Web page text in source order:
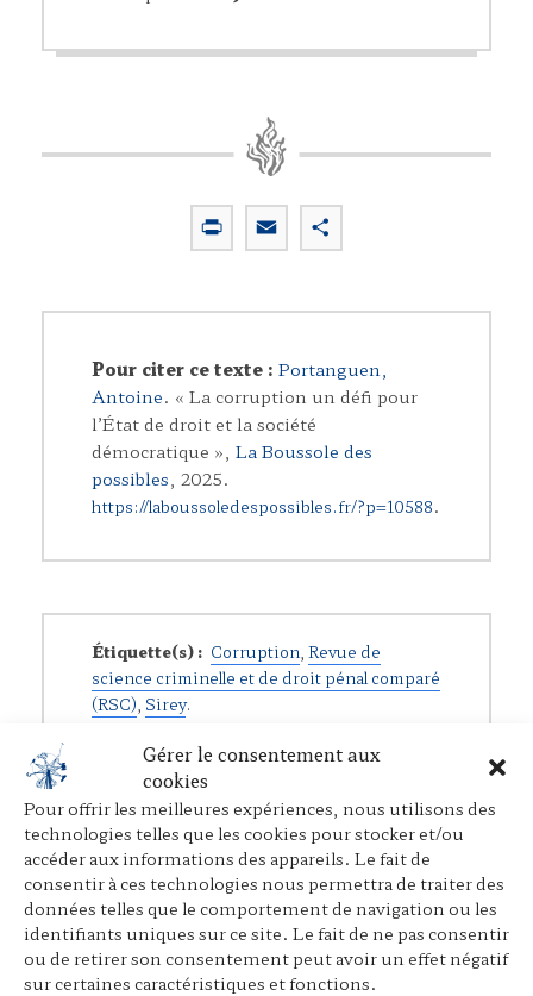
Gérer le consentement aux
cookies
Pour offrir les meilleures expériences, nous utilisons des
technologies telles que les cookies pour stocker et/ou
accéder aux informations des appareils. Le fait de
consentir à ces technologies nous permettra de traiter des
données telles que le comportement de navigation ou les
identifiants uniques sur ce site. Le fait de ne pas consentir
ou de retirer son consentement peut avoir un effet négatif
sur certaines caractéristiques et fonctions.
r
n
m
i
a
t
g
e
Pour citer ce texte : Portanguen,
Antoine. « La corruption un défi pour
l’État de droit et la société
démocratique », La Boussole des
possibles , 2025.
https://laboussoledespossibles.fr/?p=10588.
Étiquette(s) : Corruption, Revue de
science criminelle et de droit pénal comparé
(RSC), Sirey.
Navigation postale
← Union européenne et droit pénal
Justice télévisée ou médias justiciers →